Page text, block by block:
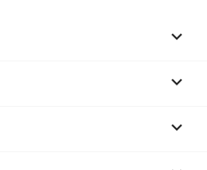


